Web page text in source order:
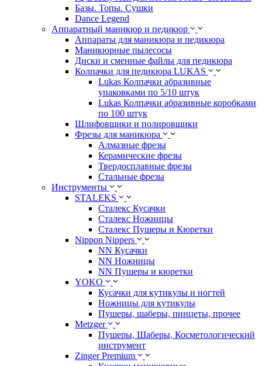
Базы. Топы. Сушки
Dance Legend
Аппаратный маникюр и педикюр
Аппараты для маникюра и педикюра
Маникюрные пылесосы
Диски и сменные файлы для педикюра
Колпачки для педикюра LUKAS
Lukas Колпачки абразивные
упаковками по 5/10 штук
Lukas Колпачки абразивные коробками
по 100 штук
Шлифовщики и полировщики
Фрезы для маникюра
Алмазные фрезы
Керамические фрезы
Твердосплавные фрезы
Стальные фрезы
Инструменты
STALEKS
Сталекс Кусачки
Сталекс Ножницы
Сталекс Пушеры и Кюретки
Nippon Nippers
NN Кусачки
NN Ножницы
NN Пушеры и кюретки
YOKO
Кусачки для кутикулы и ногтей
Ножницы для кутикулы
Пушеры, шаберы, пинцеты, прочее
Metzger
Пушеры, Шаберы, Косметологический
инструмент
Zinger Premium